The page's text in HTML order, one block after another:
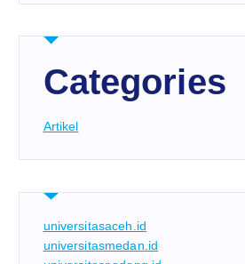
Categories
Artikel
universitasaceh.id
universitasmedan.id